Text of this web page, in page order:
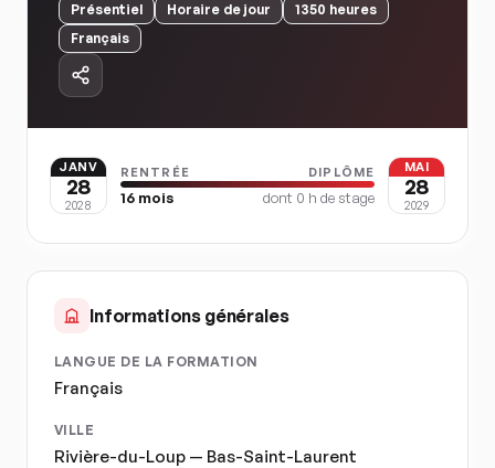
Présentiel Horaire de jour 1350 heures
Français
JANV
28
2028
RENTRÉE DIPLÔME
16 mois dont 0 h de stage
MAI
28
2029
Informations générales
LANGUE DE LA FORMATION
Français
VILLE
Rivière-du-Loup — Bas-Saint-Laurent